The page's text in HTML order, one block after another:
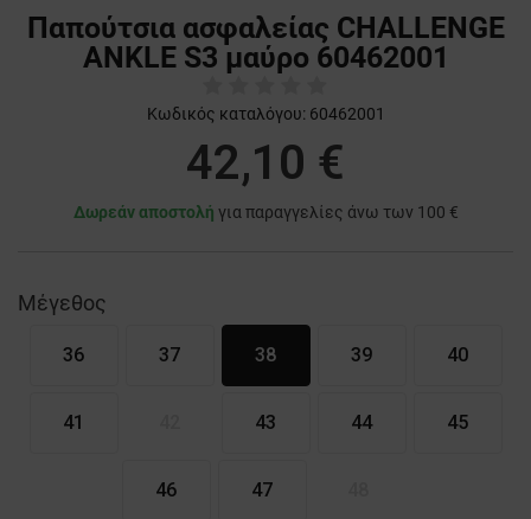
Παπούτσια ασφαλείας CHALLENGE
ANKLE S3 μαύρο 60462001
Κωδικός καταλόγου: 60462001
42,10 €
Δωρεάν αποστολή για παραγγελίες άνω των 100 €
Μέγεθος
36 37 38 39 40
41 43 44 45
46 47